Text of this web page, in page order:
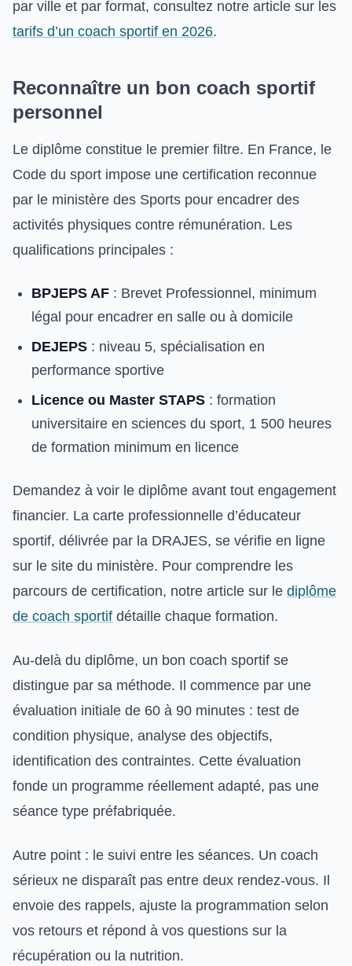
par ville et par format, consultez notre article sur les
tarifs d’un coach sportif en 2026.
Reconnaître un bon coach sportif
personnel
Le diplôme constitue le premier filtre. En France, le
Code du sport impose une certification reconnue
par le ministère des Sports pour encadrer des
activités physiques contre rémunération. Les
qualifications principales :
BPJEPS AF : Brevet Professionnel, minimum
légal pour encadrer en salle ou à domicile
DEJEPS : niveau 5, spécialisation en
performance sportive
Licence ou Master STAPS : formation
universitaire en sciences du sport, 1 500 heures
de formation minimum en licence
Demandez à voir le diplôme avant tout engagement
financier. La carte professionnelle d’éducateur
sportif, délivrée par la DRAJES, se vérifie en ligne
sur le site du ministère. Pour comprendre les
parcours de certification, notre article sur le diplôme
de coach sportif détaille chaque formation.
Au-delà du diplôme, un bon coach sportif se
distingue par sa méthode. Il commence par une
évaluation initiale de 60 à 90 minutes : test de
condition physique, analyse des objectifs,
identification des contraintes. Cette évaluation
fonde un programme réellement adapté, pas une
séance type préfabriquée.
Autre point : le suivi entre les séances. Un coach
sérieux ne disparaît pas entre deux rendez-vous. Il
envoie des rappels, ajuste la programmation selon
vos retours et répond à vos questions sur la
récupération ou la nutrition.